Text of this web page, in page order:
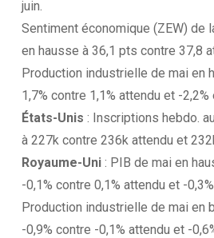
juin.
Sentiment économique (ZEW) de
en hausse à 36,1 pts contre 37,8
Production industrielle de mai en
1,7% contre 1,1% attendu et -2,2%
États-Unis : Inscriptions hebdo.
à 227k contre 236k attendu et
Royaume-Uni: PIB de mai en
-0,1% contre 0,1% attendu et -
Production industrielle de mai en
-0,9% contre -0,1% attendu et -